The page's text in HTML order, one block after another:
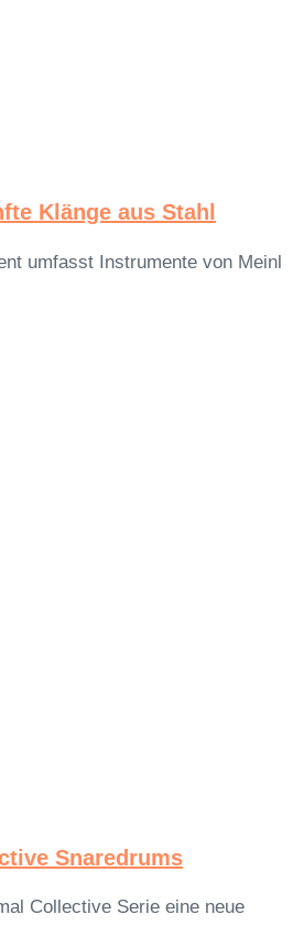
Klänge aus Stahl
umfasst Instrumente von Meinl
Snaredrums
Collective Serie eine neue